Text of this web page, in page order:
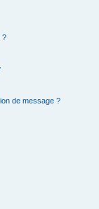
?
de message ?